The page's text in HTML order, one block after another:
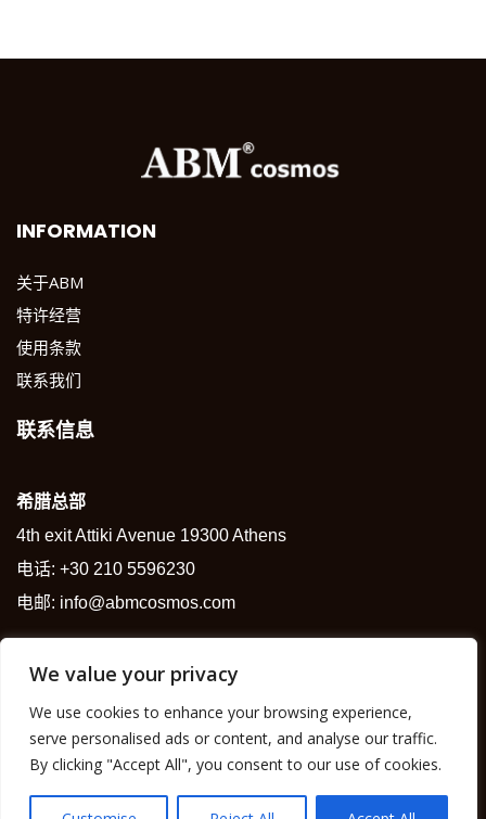
We value your privacy
We use cookies to enhance your browsing experience,
serve personalised ads or content, and analyse our traffic.
By clicking "Accept All", you consent to our use of cookies.
INFORMATION
关于ABM
特许经营
使用条款
联系我们
联系信息
希腊总部
4th exit Attiki Avenue 19300 Athens
电话: +30 210 5596230
电邮: info@abmcosmos.com
Copyright © 2025 |ABM Group